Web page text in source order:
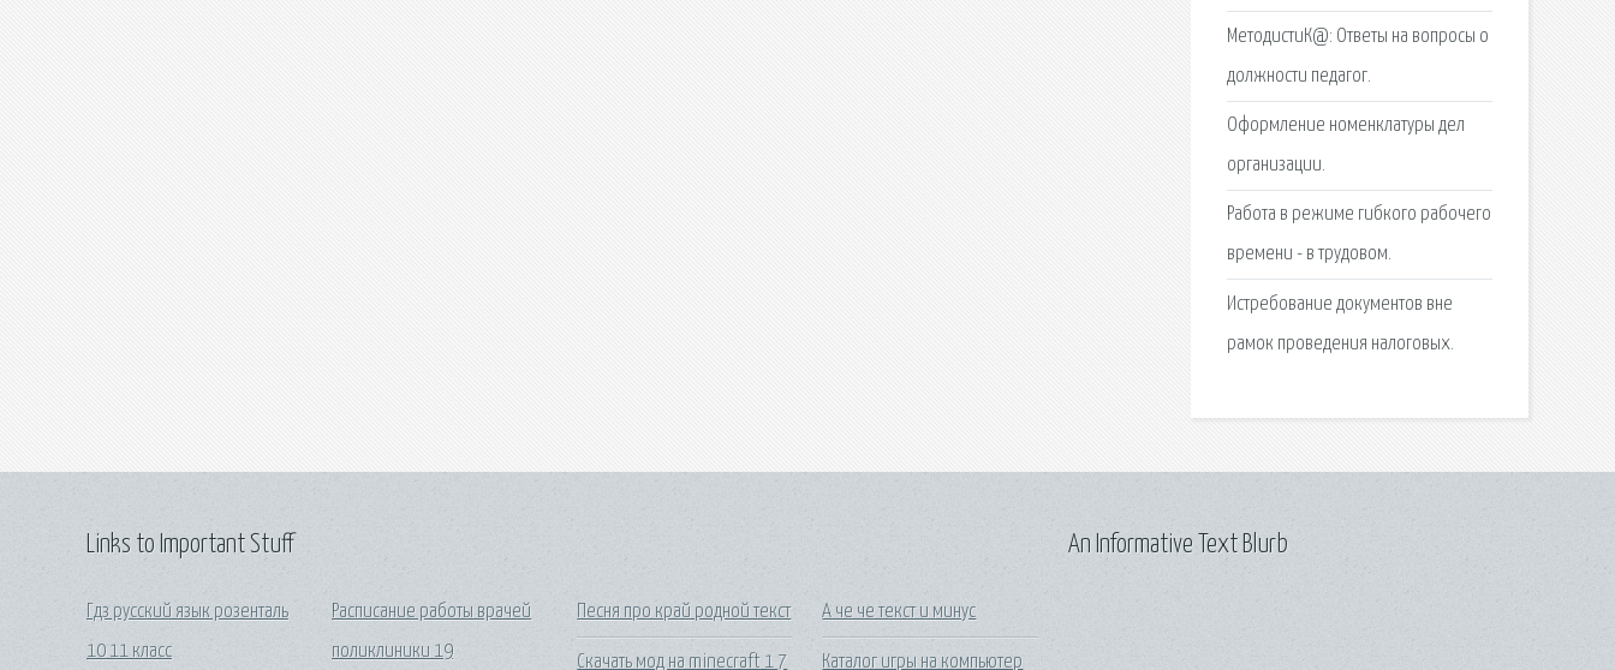
МетодистиК@: Ответы на вопросы о
должности педагог.
Оформление номенклатуры дел
организации.
Работа в режиме гибкого рабочего
времени - в трудовом.
Истребование документов вне
рамок проведения налоговых.
Links to Important Stuff
Гдз русский язык розенталь
10 11 класс
Расписание работы врачей
поликлиники 19
Песня про край родной текст
Скачать мод на minecraft 1 7
А че че текст и минус
Каталог игры на компьютер
An Informative Text Blurb